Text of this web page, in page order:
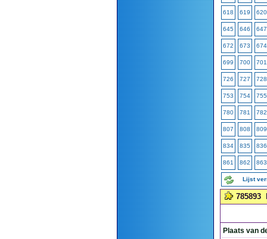
618 619 620
645 646 647
672 673 674
699 700 701
726 727 728
753 754 755
780 781 782
807 808 809
834 835 836
861 862 863
Lijst
785893
Plaats van